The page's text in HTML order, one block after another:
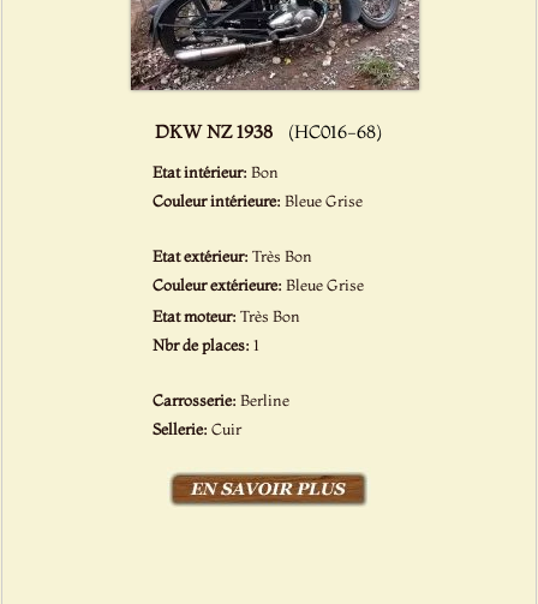
DKW NZ 1938 (HC016-68)
Etat intérieur:Bon
Couleur intérieure:Bleue Grise
Etat extérieur:Très Bon
Couleur extérieure:Bleue Grise
Etat moteur:Très Bon
Nbr de places:1
Carrosserie:Berline
Sellerie:Cuir